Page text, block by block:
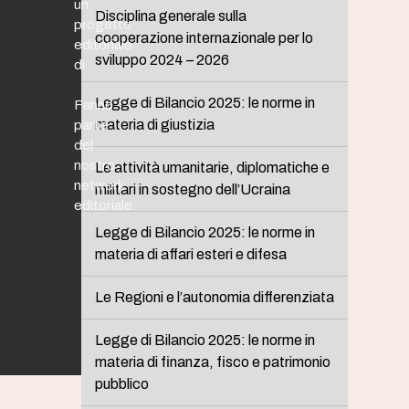
Disciplina generale sulla
cooperazione internazionale per lo
sviluppo 2024 – 2026
Legge di Bilancio 2025: le norme in
materia di giustizia
Le attività umanitarie, diplomatiche e
militari in sostegno dell’Ucraina
Legge di Bilancio 2025: le norme in
materia di affari esteri e difesa
Le Regioni e l’autonomia differenziata
Legge di Bilancio 2025: le norme in
materia di finanza, fisco e patrimonio
pubblico
un
progetto
editoriale
di
Fanno
parte
del
nostro
network
editoriale: